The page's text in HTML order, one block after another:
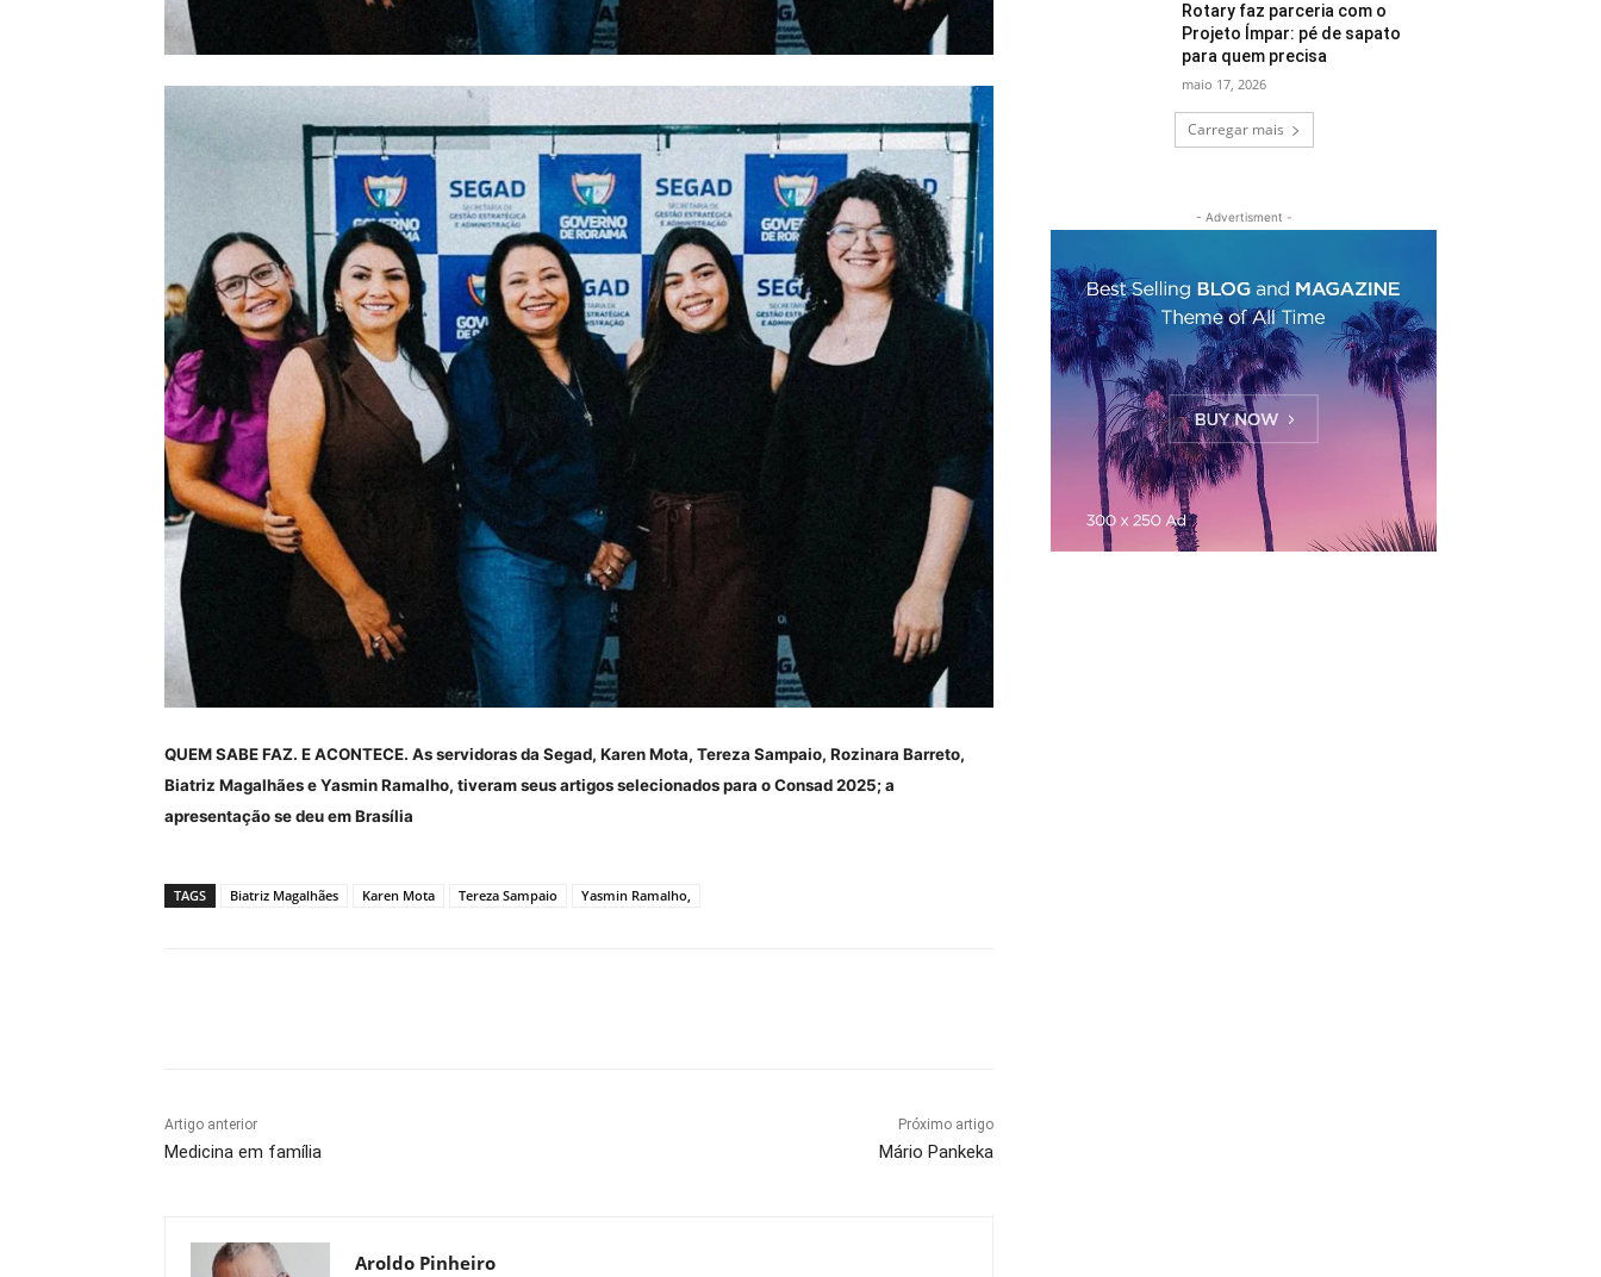
QUEM SABE FAZ. E ACONTECE. As servidoras da Segad, Karen Mota, Tereza Sampaio, Rozinara Barreto,
Biatriz Magalhães e Yasmin Ramalho, tiveram seus artigos selecionados para o Consad 2025; a
apresentação se deu em Brasília
TAGS Biatriz Magalhães Karen Mota Tereza Sampaio Yasmin Ramalho,
Artigo anterior
Medicina em família
Próximo artigo
Mário Pankeka
Aroldo Pinheiro
Rotary faz parceria com o
Projeto Ímpar: pé de sapato
para quem precisa
maio 17, 2026
Carregar mais
- Advertisment -